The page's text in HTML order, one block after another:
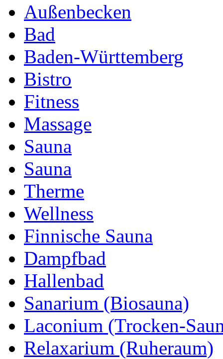
Außenbecken
Bad
Baden-Württemberg
Bistro
Fitness
Massage
Sauna
Sauna
Therme
Wellness
Finnische Sauna
Dampfbad
Hallenbad
Sanarium (Biosauna)
Laconium (Trocken-
Relaxarium (Ruheraum)